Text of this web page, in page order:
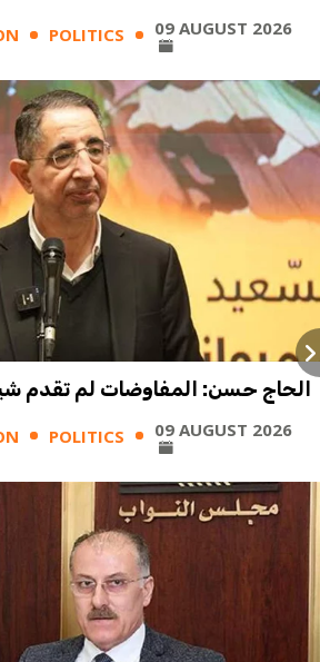
POLITICS 09 AUGUST 2026
الحاج حسن: المفاوضات لم تقدم
POLITICS 09 AUGUST 2026